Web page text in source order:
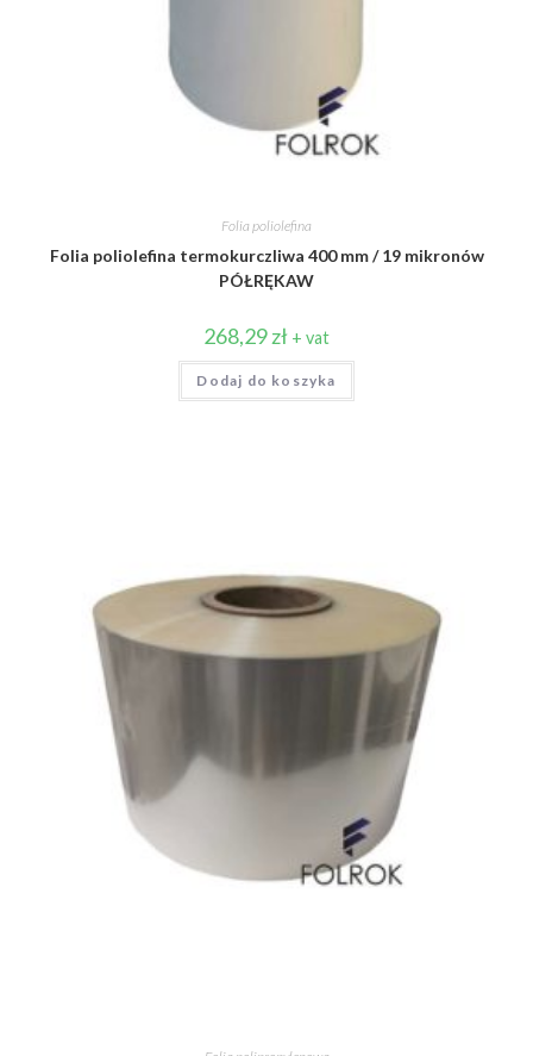
Folia poliolefina
Folia poliolefina termokurczliwa 400 mm / 19 mikronów
PÓŁRĘKAW
268,29zł + vat
Dodaj do koszyka